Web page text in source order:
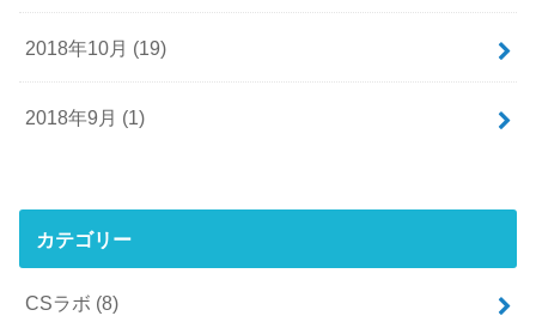
2018年10月 (19)
2018年9月 (1)
カテゴリー
CSラボ (8)